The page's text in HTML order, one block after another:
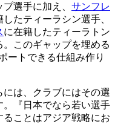
選手に加え、 サンフレ
したティーラシン選手、
に在籍したティーラトン
このギャップを埋める
ートできる仕組み作り
には、クラブにはその選
『日本でなら若い選手
ことはアジア戦略にお